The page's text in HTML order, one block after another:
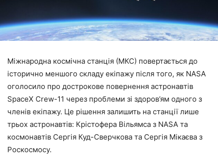
Міжнародна космічна станція (МКС) повертається до
історично меншого складу екіпажу після того, як NASA
оголосило про дострокове повернення астронавтів
SpaceX Crew-11 через проблеми зі здоров’ям одного з
членів екіпажу. Це рішення залишить на станції лише
трьох астронавтів: Крістофера Вільямса з NASA та
космонавтів Сергія Куд-Сверчкова та Сергія Мікаєва з
Роскосмосу.